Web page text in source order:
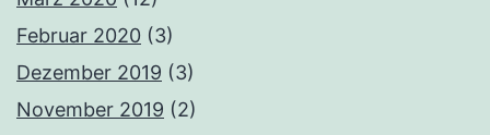
Februar 2020 (3)
Dezember 2019 (3)
November 2019 (2)